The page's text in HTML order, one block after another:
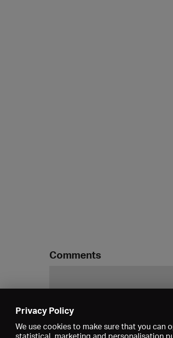
Comments
Privacy Policy
We use cookies to make sure that you can
statistical, marketing and personalisation